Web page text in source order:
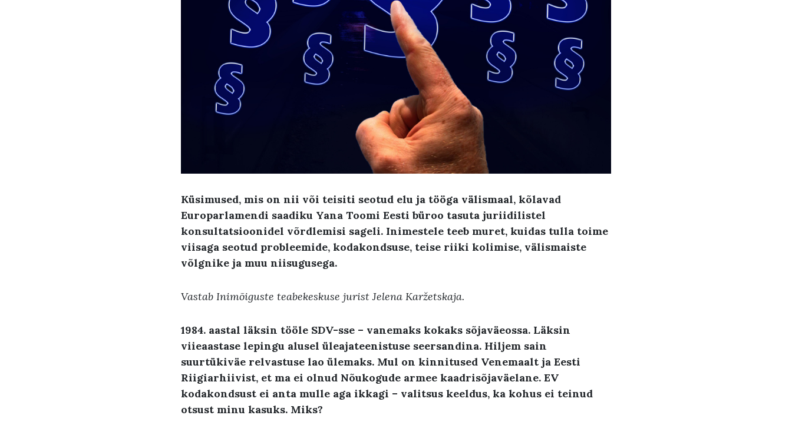
Küsimused, mis on nii või teisiti seotud elu ja tööga välismaal, kõlavad
Europarlamendi saadiku Yana Toomi Eesti büroo tasuta juriidilistel
konsultatsioonidel võrdlemisi sageli. Inimestele teeb muret, kuidas tulla toime
viisaga seotud probleemide, kodakondsuse, teise riiki kolimise, välismaiste
võlgnike ja muu niisugusega.
Vastab Inimõiguste teabekeskuse jurist Jelena Karžetskaja.
1984. aastal läksin tööle SDV-sse – vanemaks kokaks sõjaväeossa. Läksin
viieaastase lepingu alusel üleajateenistuse seersandina. Hiljem sain
suurtükiväe relvastuse lao ülemaks. Mul on kinnitused Venemaalt ja Eesti
Riigiarhiivist, et ma ei olnud Nõukogude armee kaadrisõjaväelane. EV
kodakondsust ei anta mulle aga ikkagi – valitsus keeldus, ka kohus ei teinud
otsust minu kasuks. Miks?